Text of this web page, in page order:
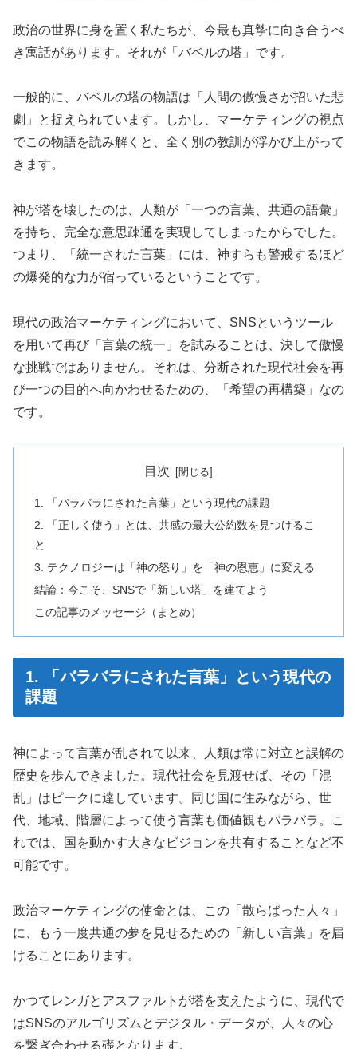
政治の世界に身を置く私たちが、今最も真摯に向き合うべ
き寓話があります。それが「バベルの塔」です。
一般的に、バベルの塔の物語は「人間の傲慢さが招いた悲
劇」と捉えられています。しかし、マーケティングの視点
でこの物語を読み解くと、全く別の教訓が浮かび上がって
きます。
神が塔を壊したのは、人類が「一つの言葉、共通の語彙」
を持ち、完全な意思疎通を実現してしまったからでした。
つまり、「統一された言葉」には、神すらも警戒するほど
の爆発的な力が宿っているということです。
現代の政治マーケティングにおいて、SNSというツール
を用いて再び「言葉の統一」を試みることは、決して傲慢
な挑戦ではありません。それは、分断された現代社会を再
び一つの目的へ向かわせるための、「希望の再構築」なの
です。
目次
1. 「バラバラにされた言葉」という現代の課題
2. 「正しく使う」とは、共感の最大公約数を見つけるこ
と
3. テクノロジーは「神の怒り」を「神の恩恵」に変える
結論：今こそ、SNSで「新しい塔」を建てよう
この記事のメッセージ（まとめ）
1. 「バラバラにされた言葉」という現代の
課題
神によって言葉が乱されて以来、人類は常に対立と誤解の
歴史を歩んできました。現代社会を見渡せば、その「混
乱」はピークに達しています。同じ国に住みながら、世
代、地域、階層によって使う言葉も価値観もバラバラ。こ
れでは、国を動かす大きなビジョンを共有することなど不
可能です。
政治マーケティングの使命とは、この「散らばった人々」
に、もう一度共通の夢を見せるための「新しい言葉」を届
けることにあります。
かつてレンガとアスファルトが塔を支えたように、現代で
はSNSのアルゴリズムとデジタル・データが、人々の心
を繋ぎ合わせる礎となります。